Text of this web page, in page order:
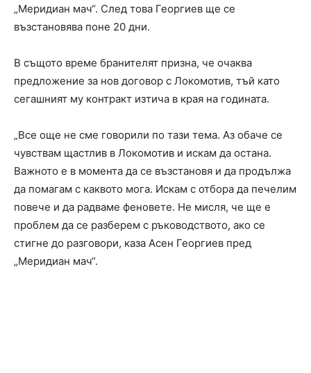
„Меридиан мач“. След това Георгиев ще се
възстановява поне 20 дни.
В същото време бранителят призна, че очаква
предложение за нов договор с Локомотив, тъй като
сегашният му контракт изтича в края на годината.
„Все още не сме говорили по тази тема. Аз обаче се
чувствам щастлив в Локомотив и искам да остана.
Важното е в момента да се възстановя и да продължа
да помагам с каквото мога. Искам с отбора да печелим
повече и да радваме феновете. Не мисля, че ще е
проблем да се разберем с ръководството, ако се
стигне до разговори, каза Асен Георгиев пред
„Меридиан мач“.